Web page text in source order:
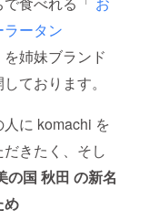
ラータン
姉妹ブランド
ております。
人に komachi を
きたく、そし
の国 秋田 の新名
め